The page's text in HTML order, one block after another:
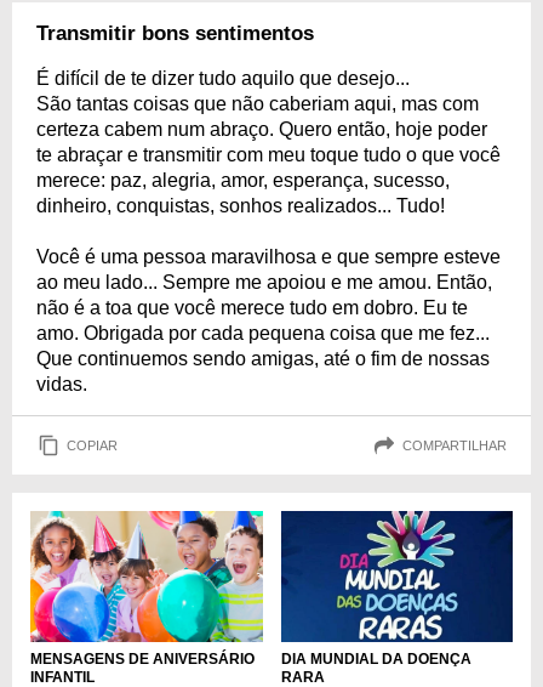
Transmitir bons sentimentos
É difícil de te dizer tudo aquilo que desejo...
São tantas coisas que não caberiam aqui, mas com
certeza cabem num abraço. Quero então, hoje poder
te abraçar e transmitir com meu toque tudo o que você
merece: paz, alegria, amor, esperança, sucesso,
dinheiro, conquistas, sonhos realizados... Tudo!
Você é uma pessoa maravilhosa e que sempre esteve
ao meu lado... Sempre me apoiou e me amou. Então,
não é a toa que você merece tudo em dobro. Eu te
amo. Obrigada por cada pequena coisa que me fez...
Que continuemos sendo amigas, até o fim de nossas
vidas.
COPIAR COMPARTILHAR
MENSAGENS DE ANIVERSÁRIO
INFANTIL
DIA MUNDIAL DA DOENÇA
RARA